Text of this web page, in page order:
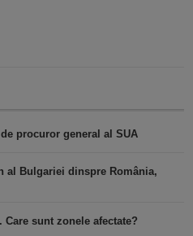
procuror general al SUA
al Bulgariei dinspre România,
sunt zonele afectate?